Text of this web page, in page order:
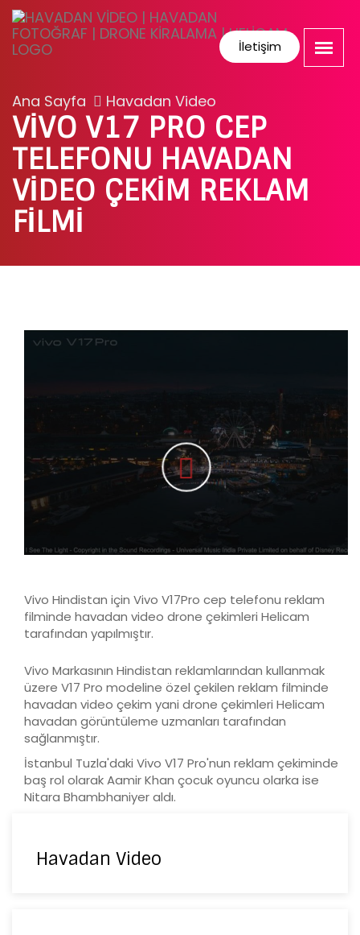
İletişim
Ana Sayfa Havadan Video
VIVO V17 PRO CEP
TELEFONU HAVADAN
VIDEO ÇEKIM REKLAM
FILMI
Vivo Hindistan için Vivo V17Pro cep telefonu reklam
filminde havadan video drone çekimleri Helicam
tarafından yapılmıştır.
Vivo Markasının Hindistan reklamlarından kullanmak
üzere V17 Pro modeline özel çekilen reklam filminde
havadan video çekim yani drone çekimleri Helicam
havadan görüntüleme uzmanları tarafından
sağlanmıştır.
İstanbul Tuzla'daki Vivo V17 Pro'nun reklam çekiminde
baş rol olarak Aamir Khan çocuk oyuncu olarka ise
Nitara Bhambhaniyer aldı.
Havadan Video